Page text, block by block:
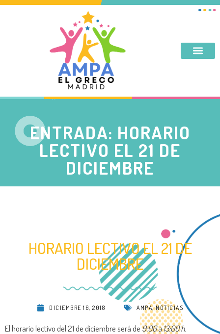
ENTRADA: HORARIO
LECTIVO EL 21 DE
DICIEMBRE
HORARIO LECTIVO EL 21 DE
DICIEMBRE
DICIEMBRE 16, 2018 AMPA,NOTICIAS
El horario lectivo del 21 de diciembre será de9:00 a 13:00 h.